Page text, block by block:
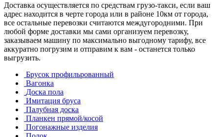
Доставка осуществляется по средствам грузо-такси, если ваш
адрес находится в черте города или в районе 10км от города,
все остальные перевозки считаются междугородними. При
любой форме доставки мы сами организуем перевозку,
заказываем машину по максимально выгодному тарифу, все
аккуратно погрузим и отправим к вам - останется только
выгрузить.
Брусок профильрованный
Вагонка
Доска пола
Имитация бруса
Палубная доска
Планкен прямой/косой
Погонажные изделия